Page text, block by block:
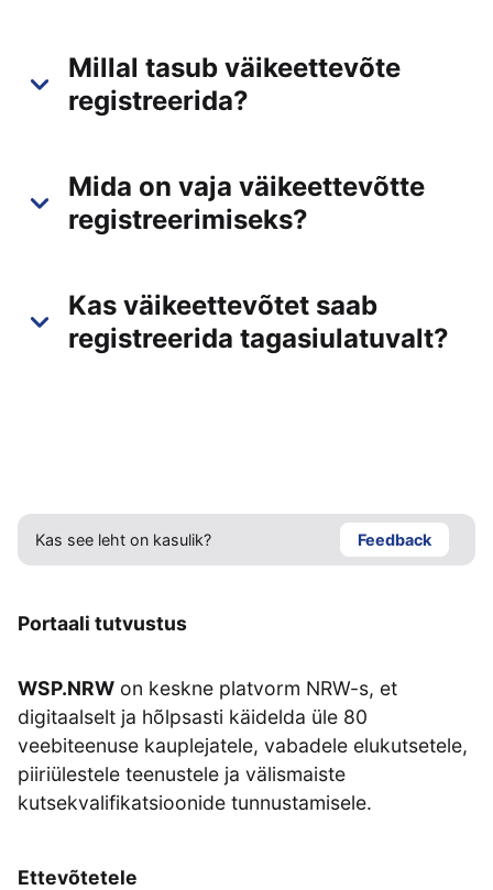
Millal tasub väikeettevõte
registreerida?
Mida on vaja väikeettevõtte
registreerimiseks?
Kas väikeettevõtet saab
registreerida tagasiulatuvalt?
Kas see leht on kasulik? Feedback
Portaali tutvustus
WSP.NRW on keskne platvorm NRW-s, et
digitaalselt ja hõlpsasti käidelda üle 80
veebiteenuse kauplejatele, vabadele elukutsetele,
piiriülestele teenustele ja välismaiste
kutsekvalifikatsioonide tunnustamisele.
Ettevõtetele